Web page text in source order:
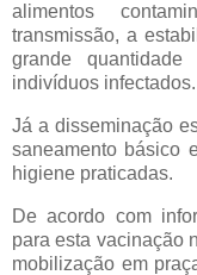
alimentos
transmissão, a
grande
indivíduos infectados.
Já a disseminação
saneamento básico
higiene praticadas.
De acordo com
para esta vacinação
mobilização em